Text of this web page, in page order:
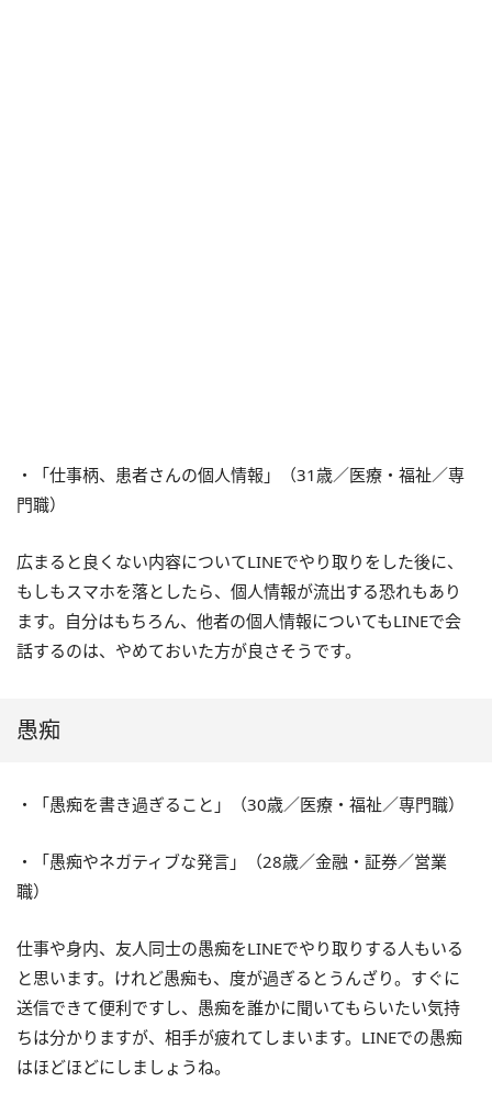
・「仕事柄、患者さんの個人情報」（31歳／医療・福祉／専
門職）
広まると良くない内容についてLINEでやり取りをした後に、
もしもスマホを落としたら、個人情報が流出する恐れもあり
ます。自分はもちろん、他者の個人情報についてもLINEで会
話するのは、やめておいた方が良さそうです。
愚痴
・「愚痴を書き過ぎること」（30歳／医療・福祉／専門職）
・「愚痴やネガティブな発言」（28歳／金融・証券／営業
職）
仕事や身内、友人同士の愚痴をLINEでやり取りする人もいる
と思います。けれど愚痴も、度が過ぎるとうんざり。すぐに
送信できて便利ですし、愚痴を誰かに聞いてもらいたい気持
ちは分かりますが、相手が疲れてしまいます。LINEでの愚痴
はほどほどにしましょうね。